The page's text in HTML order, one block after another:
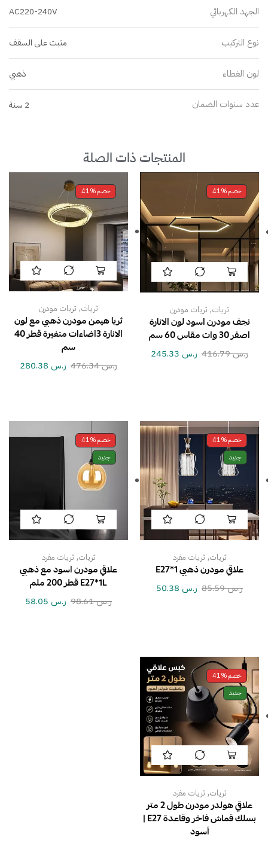
الجهد الكهربائي AC220-240V
نوع التركيب مثبت على السقف
لون الغطاء ذهبي
عدد سنوات الضمان 2 سنة
المنتجات ذات الصلة
خصم41%
ثريات, ثريات مودرن
نجف مودرن اسود لون الانارة
اصفر 30 وات مقاس 60 سم
ر.س416.79 ر.س
خصم41%
ثريات, ثريات مودرن
ثريا هيمن مودرن ذهبي مع لون
الانارة 3اضاءات متغيرة قطر 40
سم
ر.س476.34 ر.س
خصم41%
جديد
ثريات, ثريات مفرد
علاقي مودرن ذهبي E27*1
ر.س85.59 ر.س
خصم41%
جديد
ثريات, ثريات مفرد
علاقي مودرن اسود مع ذهبي
E27*1L قطر 200 ملم
ر.س98.61 ر.س
خصم41%
جديد
ثريات, ثريات مفرد
علاقي هولدر مودرن طول 2 متر
بسلك قماش فاخر وقاعدة E27 |
أسود